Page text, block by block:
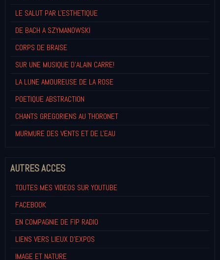
LE SALUT PAR L'ESTHETIQUE
DE BACH A SZYMANOWSKI
CORPS DE BRAISE
SUR UNE MUSIQUE D'ALAIN CARRE!
LA LUNE AMOUREUSE DE LA ROSE
POETIQUE ABSTRACTION
CHANTS GREGORIENS AU THORONET
MURMURE DES VENTS ET DE L'EAU
AUTRES ACCES
TOUTES MES VIDEOS SUR YOUTUBE
FACEBOOK
EN COMPAGNIE DE FIP RADIO
LIENS VERS LIEUX D'EXPOS
IMAGE ET NATURE